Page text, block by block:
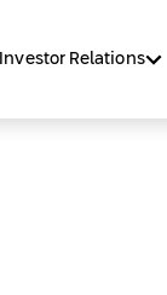
Investor Relations